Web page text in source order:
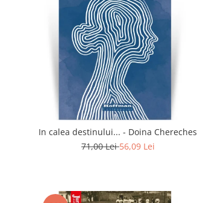
In calea destinului... - Doina Chereches
71,00 Lei56,09 Lei